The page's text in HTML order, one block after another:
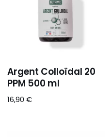
Argent Colloïdal 20
PPM 500 ml
16,90 €